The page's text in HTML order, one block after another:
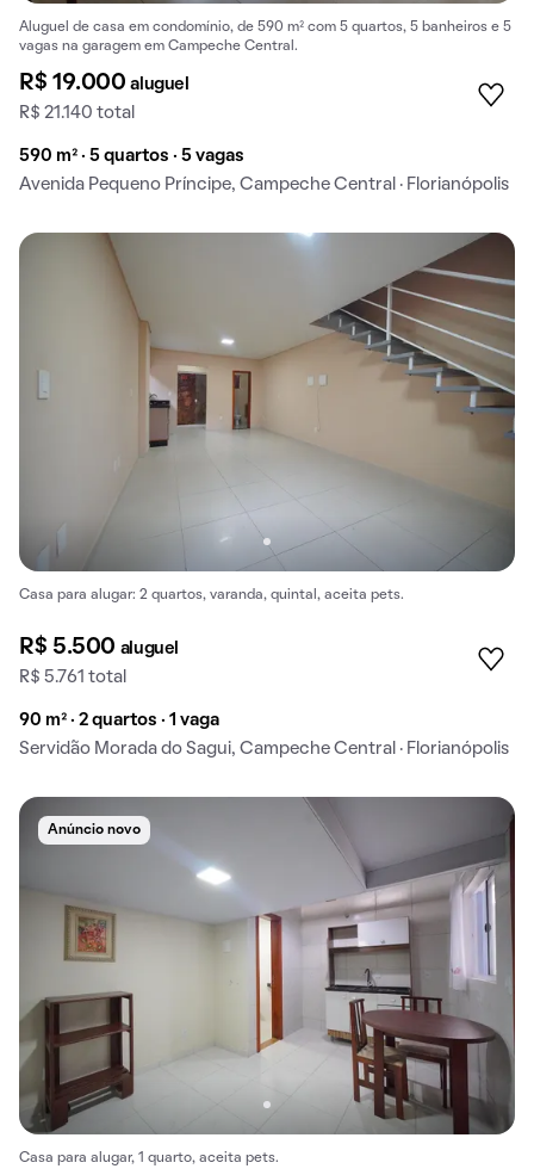
Aluguel de casa em condomínio, de 590 m² com 5 quartos, 5 banheiros e 5
vagas na garagem em Campeche Central.
R$ 19.000aluguel
R$ 21.140 total
590 m² · 5 quartos · 5 vagas
Avenida Pequeno Príncipe, Campeche Central · Florianópolis
Casa para alugar: 2 quartos, varanda, quintal, aceita pets.
R$ 5.500 aluguel
R$ 5.761 total
90 m² · 2 quartos · 1 vaga
Servidão Morada do Sagui, Campeche Central · Florianópolis
Anúncio novo
Casa para alugar, 1 quarto, aceita pets.